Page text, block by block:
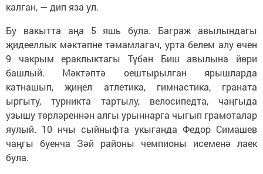
калган, — дип яза ул.
Бу вакытта аңа 5 яшь була. Баграж авылындагы
җидееллык мәктәпне тәмамлагач, урта белем алу өчен
9 чакрым ераклыктагы Түбән Биш авылына йөри
башлый. Мәктәптә оештырылган ярышларда
катнашып, җиңел атлетика, гимнастика, граната
ыргыту, турникта тартылу, велосипедта, чаңгыда
узышу төрләреннән алгы урыннарга чыгып грамоталар
яулый. 10 нчы сыйныфта укыганда Федор Симашев
чаңгы буенча Зәй районы чемпионы исеменә лаек
була.